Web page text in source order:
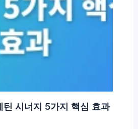
틴 시너지 5가지 핵심 효과